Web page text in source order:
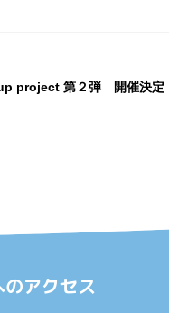
project 第２弾 開催決定
アクセス